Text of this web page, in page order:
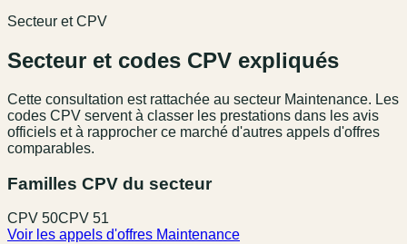
Secteur et CPV
Secteur et codes CPV expliqués
Cette consultation est rattachée au secteur Maintenance. Les
codes CPV servent à classer les prestations dans les avis
officiels et à rapprocher ce marché d'autres appels d'offres
comparables.
Familles CPV du secteur
CPV 50CPV 51
Voir les appels d'offres Maintenance